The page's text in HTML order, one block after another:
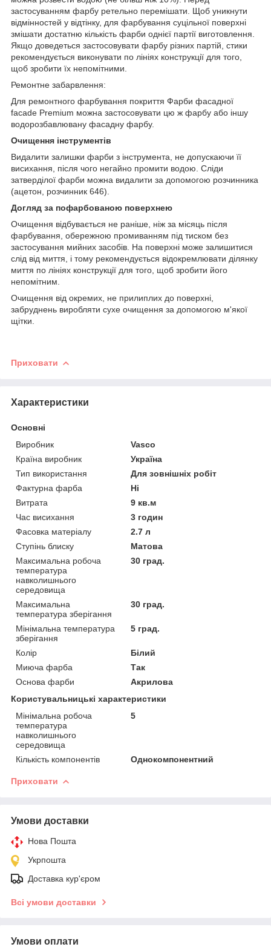
застосуванням фарбу ретельно перемішати. Щоб уникнути
відмінностей у відтінку, для фарбування суцільної поверхні
змішати достатню кількість фарби однієї партії виготовлення.
Якщо доведеться застосовувати фарбу різних партій, стики
рекомендується виконувати по лініях конструкції для того,
щоб зробити їх непомітними.
Ремонтне забарвлення:
Для ремонтного фарбування покриття Фарби фасадної
facade Premium можна застосовувати цю ж фарбу або іншу
водорозбавлювану фасадну фарбу.
Очищення інструментів
Видалити залишки фарби з інструмента, не допускаючи її
висихання, після чого негайно промити водою. Сліди
затверділої фарби можна видалити за допомогою розчинника
(ацетон, розчинник 646).
Догляд за пофарбованою поверхнею
Очищення відбувається не раніше, ніж за місяць після
фарбування, обережною промиванням під тиском без
застосування мийних засобів. На поверхні може залишитися
слід від миття, і тому рекомендується відокремлювати ділянку
миття по лініях конструкції для того, щоб зробити його
непомітним.
Очищення від окремих, не прилиплих до поверхні,
забруднень виробляти сухе очищення за допомогою м'якої
щітки.
Приховати
Характеристики
Основні
Виробник
Vasco
Країна виробник
Україна
Тип використання
Для зовнішніх робіт
Фактурна фарба
Ні
Витрата
9 кв.м
Час висихання
3 годин
Фасовка матеріалу
2.7 л
Ступінь блиску
Матова
Максимальна робоча
температура
навколишнього
середовища
30 град.
Максимальна
температура зберігання
30 град.
Мінімальна температура
зберігання
5 град.
Колір
Білий
Миюча фарба
Так
Основа фарби
Акрилова
Користувальницькі характеристики
Мінімальна робоча
температура
навколишнього
середовища
5
Кількість компонентів Однокомпонентний
Приховати
Умови доставки
Нова Пошта
Укрпошта
Доставка кур'єром
Всі умови доставки
Умови оплати